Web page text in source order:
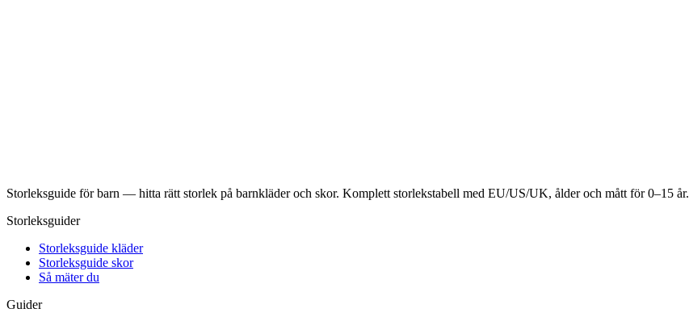
Storleksguide för barn — hitta rätt storlek på barnkläder och skor. Komplett storlekstabell med EU/US/UK, ålder och mått för 0–15 år.
Storleksguider
Storleksguide kläder
Storleksguide skor
Så mäter du
Guider